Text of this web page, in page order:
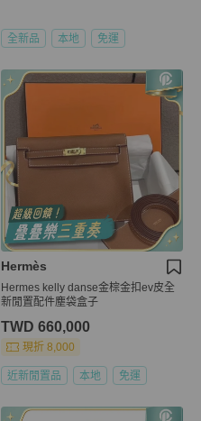
全新品 本地 免運
Hermès
Hermes kelly danse金棕金扣ev皮全
新閒置配件塵袋盒子
TWD 660,000
現折 8,000
近新閒置品 本地 免運